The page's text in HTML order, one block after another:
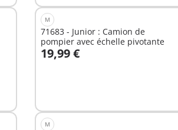
M
71683 - Junior : Camion de
pompier avec échelle pivotante
19,99 €
Au panier
M